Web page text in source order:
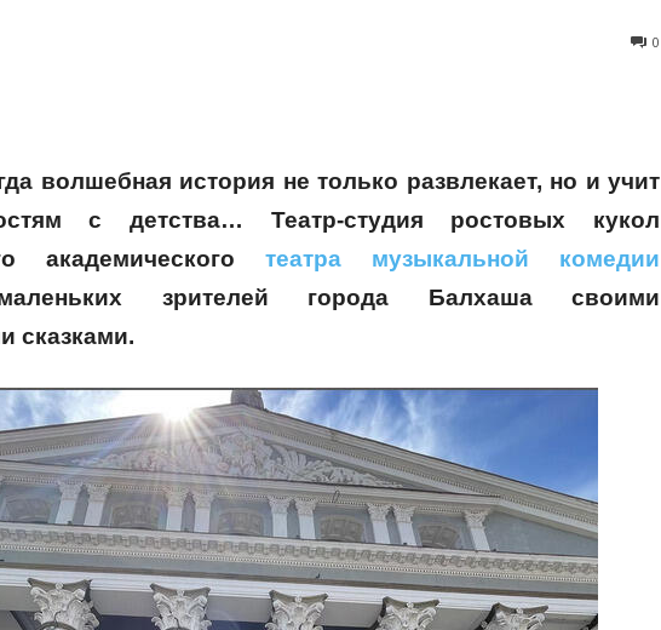
0
волшебная история не только развлекает, но и учит
с детства… Театр-студия ростовых кукол
академического театра музыкальной комедии
зрителей города Балхаша своими
сказками.